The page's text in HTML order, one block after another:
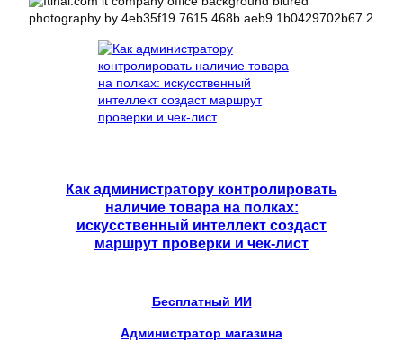
Как администратору контролировать
наличие товара на полках:
искусственный интеллект создаст
маршрут проверки и чек-лист
Бесплатный ИИ
Администратор магазина